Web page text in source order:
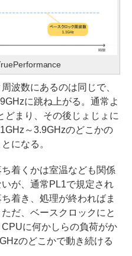
波数にあるのは同じで、
に跳ね上がる。通常よ
どまり、その後じょじょに
～3.9GHzのどこかの
になる。
着くかは室温なども関係
が、通常PL1で規定され
着き、処理が終わればま
だ、ベースクロックにと
に何かしらの負荷がか
のどこかで動き続ける